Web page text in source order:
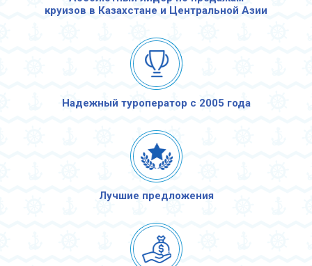
круизов в Казахстане и Центральной Азии
Надежный туроператор с 2005 года
Лучшие предложения